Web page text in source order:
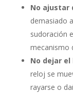
No ajustar
demasiado
sudoración
mecanismo
No dejar
reloj se
rayarse o